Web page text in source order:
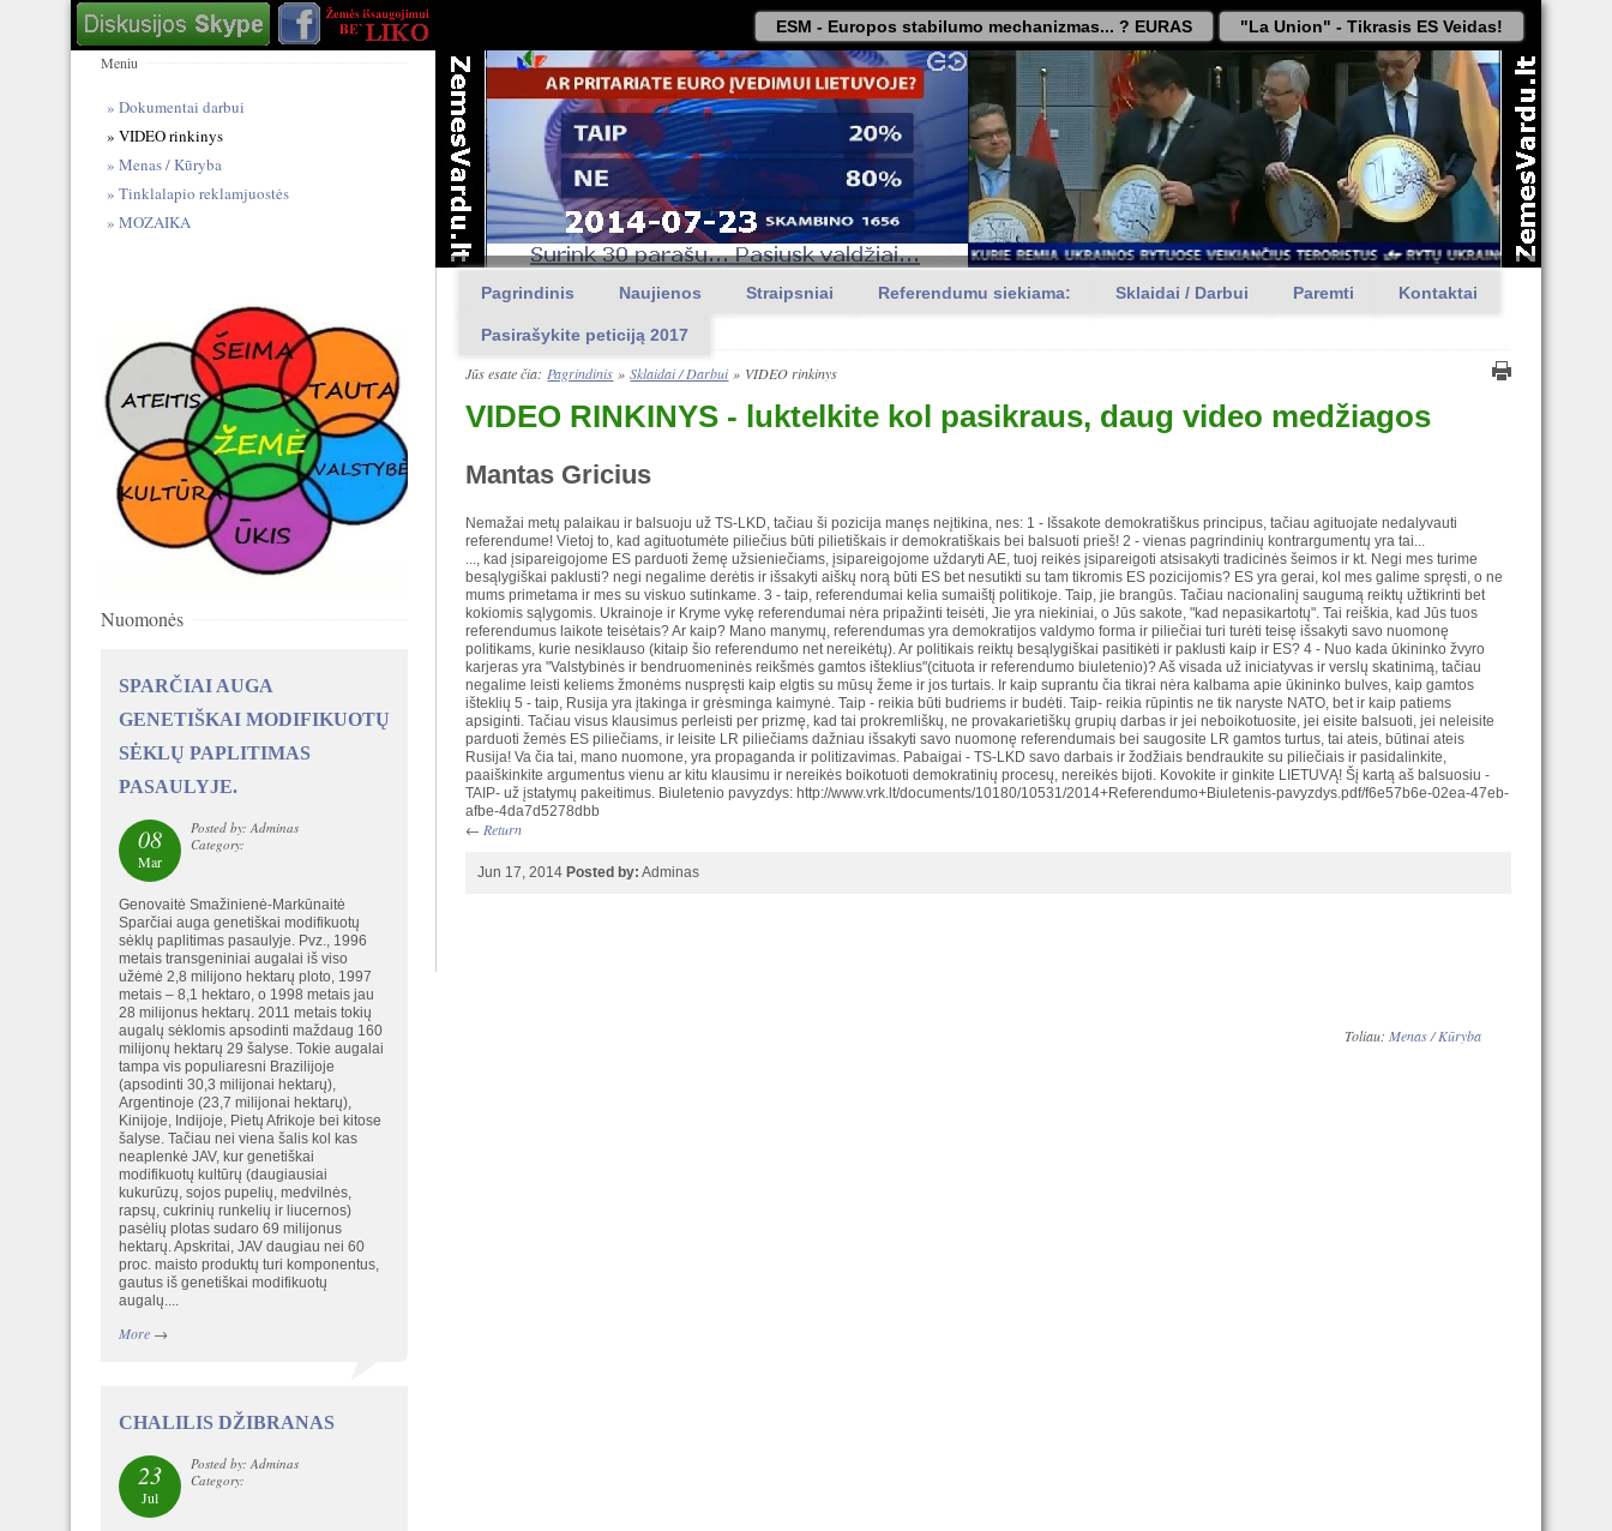
ESM - Europos stabilumo mechanizmas... ? EURAS "La Union" - Tikrasis ES Veidas!
Pagrindinis Naujienos Straipsniai Referendumu siekiama: Sklaidai / Darbui Paremti Kontaktai
Pasirašykite peticiją 2017
Jūs esate čia: Pagrindinis »Sklaidai / Darbui » VIDEO rinkinys
VIDEO RINKINYS - luktelkite kol pasikraus, daug video medžiagos
Mantas Gricius
Nemažai metų palaikau ir balsuoju už TS-LKD, tačiau ši pozicija manęs neįtikina, nes: 1 - Išsakote demokratiškus principus, tačiau agituojate nedalyvauti
referendume! Vietoj to, kad agituotumėte piliečius būti pilietiškais ir demokratiškais bei balsuoti prieš! 2 - vienas pagrindinių kontrargumentų yra tai...
..., kad įsipareigojome ES parduoti žemę užsieniečiams, įsipareigojome uždaryti AE, tuoj reikės įsipareigoti atsisakyti tradicinės šeimos ir kt. Negi mes turime
besąlygiškai paklusti? negi negalime derėtis ir išsakyti aiškų norą būti ES bet nesutikti su tam tikromis ES pozicijomis? ES yra gerai, kol mes galime spręsti, o ne
mums primetama ir mes su viskuo sutinkame. 3 - taip, referendumai kelia sumaištį politikoje. Taip, jie brangūs. Tačiau nacionalinį saugumą reiktų užtikrinti bet
kokiomis sąlygomis. Ukrainoje ir Kryme vykę referendumai nėra pripažinti teisėti, Jie yra niekiniai, o Jūs sakote, "kad nepasikartotų". Tai reiškia, kad Jūs tuos
referendumus laikote teisėtais? Ar kaip? Mano manymų, referendumas yra demokratijos valdymo forma ir piliečiai turi turėti teisę išsakyti savo nuomonę
politikams, kurie nesiklauso (kitaip šio referendumo net nereikėtų). Ar politikais reiktų besąlygiškai pasitikėti ir paklusti kaip ir ES? 4 - Nuo kada ūkininko žvyro
karjeras yra "Valstybinės ir bendruomeninės reikšmės gamtos išteklius"(cituota ir referendumo biuletenio)? Aš visada už iniciatyvas ir verslų skatinimą, tačiau
negalime leisti keliems žmonėms nuspręsti kaip elgtis su mūsų žeme ir jos turtais. Ir kaip suprantu čia tikrai nėra kalbama apie ūkininko bulves, kaip gamtos
išteklių 5 - taip, Rusija yra įtakinga ir grėsminga kaimynė. Taip - reikia būti budriems ir budėti. Taip- reikia rūpintis ne tik naryste NATO, bet ir kaip patiems
apsiginti. Tačiau visus klausimus perleisti per prizmę, kad tai prokremliškų, ne provakarietiškų grupių darbas ir jei neboikotuosite, jei eisite balsuoti, jei neleisite
parduoti žemės ES piliečiams, ir leisite LR piliečiams dažniau išsakyti savo nuomonę referendumais bei saugosite LR gamtos turtus, tai ateis, būtinai ateis
Rusija! Va čia tai, mano nuomone, yra propaganda ir politizavimas. Pabaigai - TS-LKD savo darbais ir žodžiais bendraukite su piliečiais ir pasidalinkite,
paaiškinkite argumentus vienu ar kitu klausimu ir nereikės boikotuoti demokratinių procesų, nereikės bijoti. Kovokite ir ginkite LIETUVĄ! Šį kartą aš balsuosiu -
TAIP- už įstatymų pakeitimus. Biuletenio pavyzdys: http://www.vrk.lt/documents/10180/10531/2014+Referendumo+Biuletenis-pavyzdys.pdf/f6e57b6e-02ea-47eb-
afbe-4da7d5278dbb
← Return
Jun 17, 2014Posted by: Adminas
Meniu
Dokumentai darbui
VIDEO rinkinys
Menas / Kūryba
Tinklalapio reklamjuostės
MOZAIKA
Nuomonės
SPARČIAI AUGA
GENETIŠKAI MODIFIKUOTŲ
SĖKLŲ PAPLITIMAS
PASAULYJE.
08
Mar
Posted by: Adminas
Category:
Genovaitė Smažinienė-Markūnaitė
Sparčiai auga genetiškai modifikuotų
sėklų paplitimas pasaulyje. Pvz., 1996
metais transgeniniai augalai iš viso
užėmė 2,8 milijono hektarų ploto, 1997
metais – 8,1 hektaro, o 1998 metais jau
28 milijonus hektarų. 2011 metais tokių
augalų sėklomis apsodinti maždaug 160
milijonų hektarų 29 šalyse. Tokie augalai
tampa vis populiaresni Brazilijoje
(apsodinti 30,3 milijonai hektarų),
Argentinoje (23,7 milijonai hektarų),
Kinijoje, Indijoje, Pietų Afrikoje bei kitose
šalyse. Tačiau nei viena šalis kol kas
neaplenkė JAV, kur genetiškai
modifikuotų kultūrų (daugiausiai
kukurūzų, sojos pupelių, medvilnės,
rapsų, cukrinių runkelių ir liucernos)
pasėlių plotas sudaro 69 milijonus
hektarų. Apskritai, JAV daugiau nei 60
proc. maisto produktų turi komponentus,
gautus iš genetiškai modifikuotų
augalų....
More→
CHALILIS DŽIBRANAS
23
Jul
Posted by: Adminas
Category:
Toliau: Menas / Kūryba